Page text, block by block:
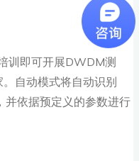
训即可开展DWDM测
自动模式将自动识别
依据预定义的参数进行